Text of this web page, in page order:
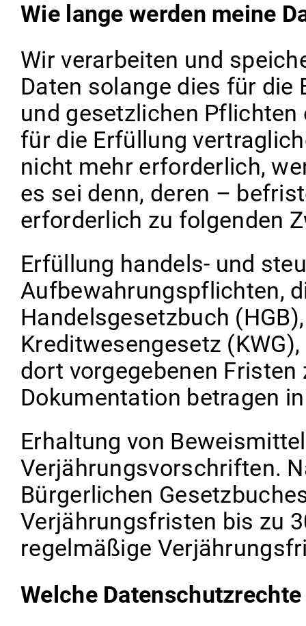
Wie lange werden meine
Wir verarbeiten und
Daten solange dies für
und gesetzlichen
für die Erfüllung
nicht mehr erforderlich,
es sei denn, deren –
erforderlich zu folgenden
Erfüllung handels- und
Aufbewahrungspflichten,
Handelsgesetzbuch
Kreditwesengesetz
dort vorgegebenen
Dokumentation betragen
Erhaltung von
Verjährungsvorschriften.
Bürgerlichen
Verjährungsfristen bis zu
regelmäßige
Welche